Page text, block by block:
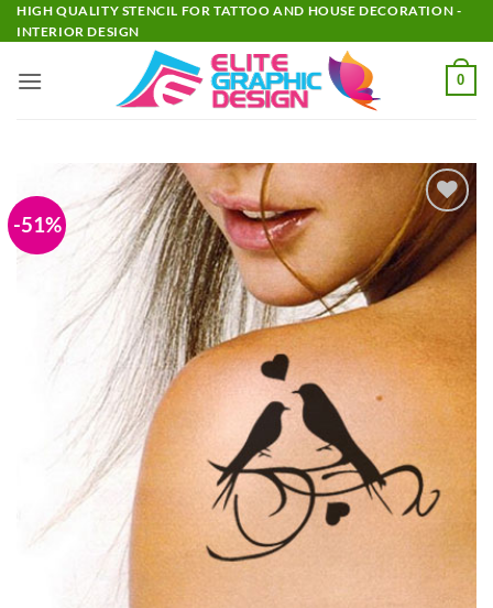
Passer
au
HIGH QUALITY STENCIL FOR TATTOO AND HOUSE DECORATION -
INTERIOR DESIGN
0
-51%
Add to
Wishlist